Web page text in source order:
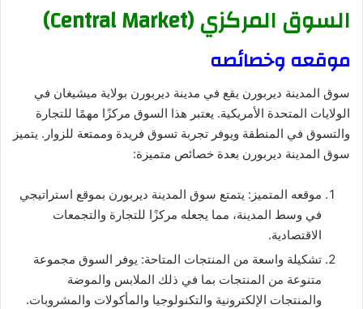
السوق المركزي (Central Market)
موقعه وخصائصه
سوق المدينة ديربورن يقع في مدينة ديربورن بولاية ميشيغان في
الولايات المتحدة الأمريكية. يعتبر هذا السوق مركزًا مهمًا للتجارة
والتسوق في المنطقة ويوفر تجربة تسوق فريدة وممتعة للزوار. يتميز
سوق المدينة ديربورن بعدة خصائص متميزة:
موقعه المتميز: يتمتع سوق المدينة ديربورن بموقع استراتيجي
في وسط المدينة، مما يجعله مركزًا للتجارة والتجمعات
الاقتصادية.
تشكيلة واسعة من المنتجات المتاحة: يوفر السوق مجموعة
متنوعة من المنتجات بما في ذلك الملابس والموضة
والمنتجات الإلكترونية والتكنولوجيا والمأكولات والمشروبات.